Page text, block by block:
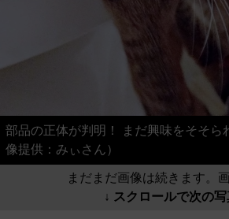
部品の正体が判明！ まだ興味をそそら
像提供：みぃさん）
まだまだ画像は続きます。
↓ スクロールで次の写